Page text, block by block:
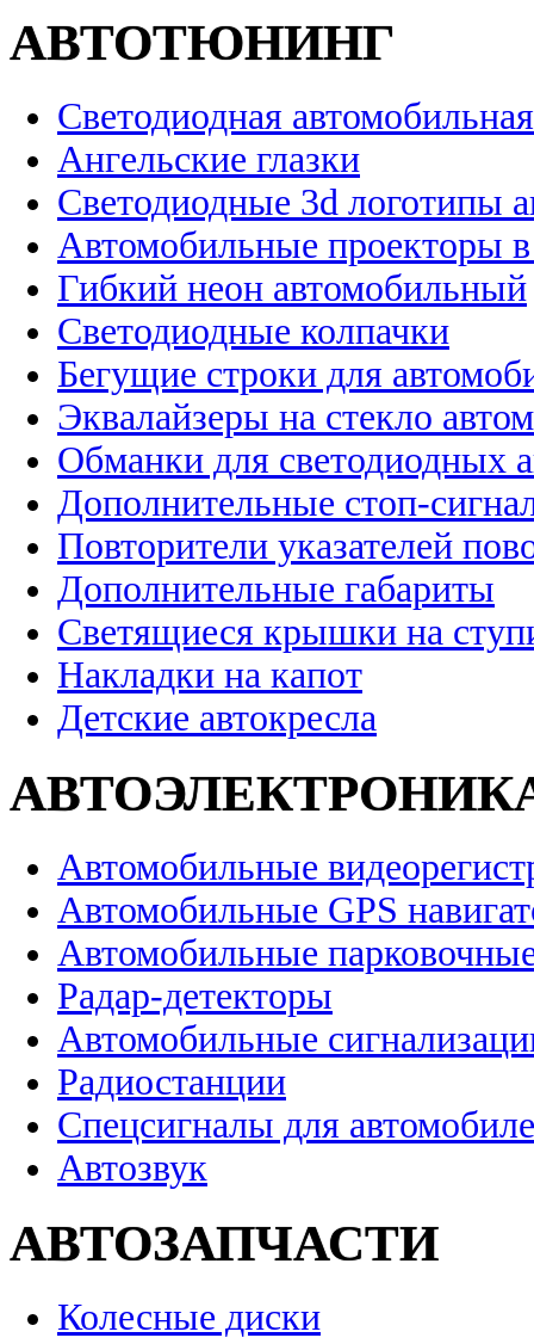
АВТОТЮНИНГ
Светодиодная
Ангельские глазки
Светодиодные 3d логотипы
Автомобильные проекторы
Гибкий неон автомобильный
Светодиодные колпачки
Бегущие строки для
Эквалайзеры на стекло
Обманки для светодиодных
Дополнительные стоп-
Повторители указателей
Дополнительные габариты
Светящиеся крышки на
Накладки на капот
Детские автокресла
Автомобильные
Автомобильные GPS
Автомобильные
Радар-детекторы
Автомобильные
Радиостанции
Спецсигналы для
Автозвук
АВТОЗАПЧАСТИ
Колесные диски